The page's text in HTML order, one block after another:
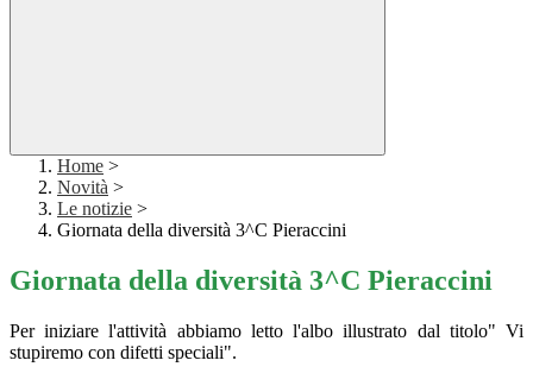
Home >
Novità >
Le notizie >
Giornata della diversità 3^C Pieraccini
Giornata della diversità 3^C Pieraccini
Per iniziare l'attività abbiamo letto l'albo illustrato dal titolo" Vi
stupiremo con difetti speciali".